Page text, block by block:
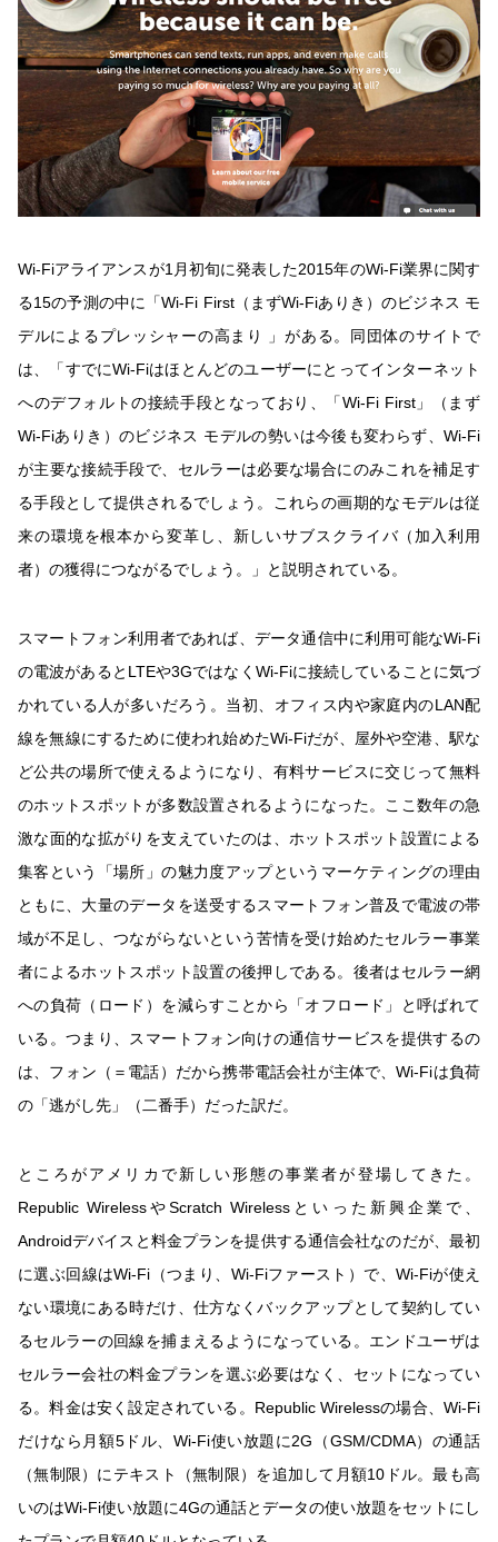
Wi-Fiアライアンスが1月初旬に発表した2015年のWi-Fi業界に関す
る15の予測の中に「Wi-Fi First（まずWi-Fiありき）のビジネス モ
デルによるプレッシャーの高まり 」がある。同団体のサイトで
は、「すでにWi-Fiはほとんどのユーザーにとってインターネット
へのデフォルトの接続手段となっており、「Wi-Fi First」（まず
Wi-Fiありき）のビジネス モデルの勢いは今後も変わらず、Wi-Fi
が主要な接続手段で、セルラーは必要な場合にのみこれを補足す
る手段として提供されるでしょう。これらの画期的なモデルは従
来の環境を根本から変革し、新しいサブスクライバ（加入利用
者）の獲得につながるでしょう。」と説明されている。
スマートフォン利用者であれば、データ通信中に利用可能なWi-Fi
の電波があるとLTEや3GではなくWi-Fiに接続していることに気づ
かれている人が多いだろう。当初、オフィス内や家庭内のLAN配
線を無線にするために使われ始めたWi-Fiだが、屋外や空港、駅な
ど公共の場所で使えるようになり、有料サービスに交じって無料
のホットスポットが多数設置されるようになった。ここ数年の急
激な面的な拡がりを支えていたのは、ホットスポット設置による
集客という「場所」の魅力度アップというマーケティングの理由
ともに、大量のデータを送受するスマートフォン普及で電波の帯
域が不足し、つながらないという苦情を受け始めたセルラー事業
者によるホットスポット設置の後押しである。後者はセルラー網
への負荷（ロード）を減らすことから「オフロード」と呼ばれて
いる。つまり、スマートフォン向けの通信サービスを提供するの
は、フォン（＝電話）だから携帯電話会社が主体で、Wi-Fiは負荷
の「逃がし先」（二番手）だった訳だ。
ところがアメリカで新しい形態の事業者が登場してきた。
Republic WirelessやScratch Wirelessといった新興企業で、
Androidデバイスと料金プランを提供する通信会社なのだが、最初
に選ぶ回線はWi-Fi（つまり、Wi-Fiファースト）で、Wi-Fiが使え
ない環境にある時だけ、仕方なくバックアップとして契約してい
るセルラーの回線を捕まえるようになっている。エンドユーザは
セルラー会社の料金プランを選ぶ必要はなく、セットになってい
る。料金は安く設定されている。Republic Wirelessの場合、Wi-Fi
だけなら月額5ドル、Wi-Fi使い放題に2G（GSM/CDMA）の通話
（無制限）にテキスト（無制限）を追加して月額10ドル。最も高
いのはWi-Fi使い放題に4Gの通話とデータの使い放題をセットにし